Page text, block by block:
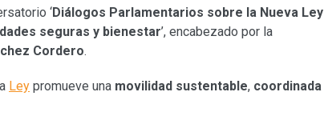
‘Diálogos Parlamentarios sobre la Nueva Ley
seguras y bienestar’, encabezado por la
Cordero.
Ley promueve una movilidad sustentable, coordinada